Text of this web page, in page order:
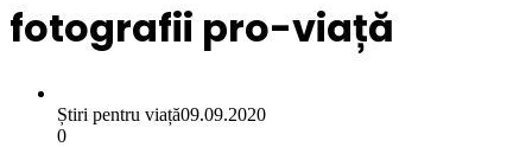
fotografii pro-viață
Știri pentru viață09.09.2020
0